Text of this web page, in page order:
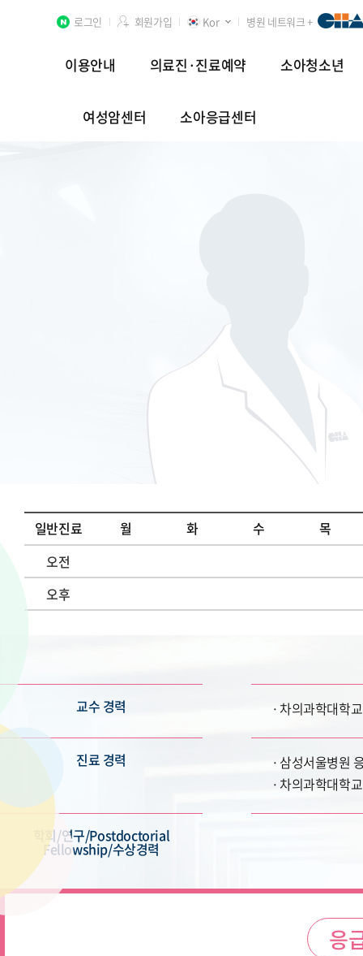
로그인 회원가입 Kor 병원 네트워크 +
이용안내 의료진·진료예약 소아청소년
여성암센터 소아응급센터
일반진료 월 화 수
목
오전
오후
교수 경력 차의과학대학교
진료 경력
삼성서울병원
차의과학대학
학회/연구/Postdoctorial
Fellowship/수상경력
응